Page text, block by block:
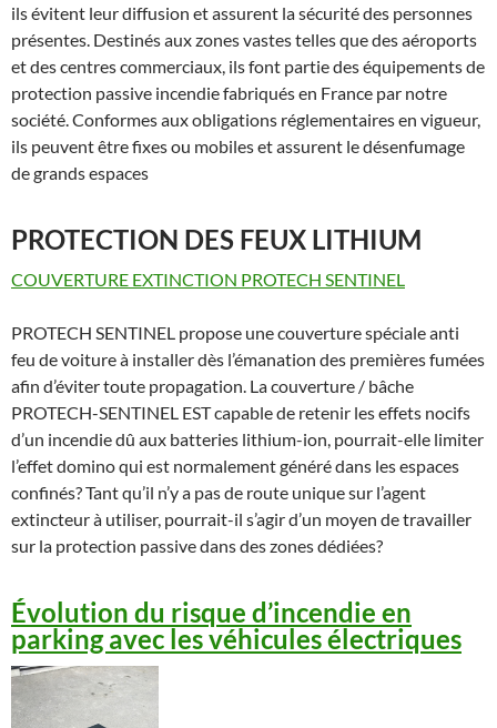
ils évitent leur diffusion et assurent la sécurité des personnes
présentes. Destinés aux zones vastes telles que des aéroports
et des centres commerciaux, ils font partie des équipements de
protection passive incendie fabriqués en France par notre
société. Conformes aux obligations réglementaires en vigueur,
ils peuvent être fixes ou mobiles et assurent le désenfumage
de grands espaces
PROTECTION DES FEUX LITHIUM
COUVERTURE EXTINCTION PROTECH SENTINEL
PROTECH SENTINEL propose une couverture spéciale anti
feu de voiture à installer dès l’émanation des premières fumées
afin d’éviter toute propagation. La couverture / bâche
PROTECH-SENTINEL EST capable de retenir les effets nocifs
d’un incendie dû aux batteries lithium-ion, pourrait-elle limiter
l’effet domino qui est normalement généré dans les espaces
confinés? Tant qu’il n’y a pas de route unique sur l’agent
extincteur à utiliser, pourrait-il s’agir d’un moyen de travailler
sur la protection passive dans des zones dédiées?
Évolution du risque d’incendie en
parking avec les véhicules électriques